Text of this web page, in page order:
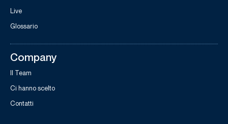
Live
Glossario
Company
Il Team
Ci hanno scelto
Contatti